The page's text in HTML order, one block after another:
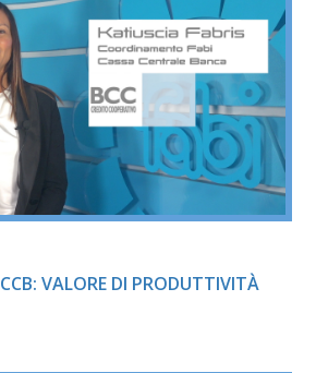
VALORE DI PRODUTTIVITÀ